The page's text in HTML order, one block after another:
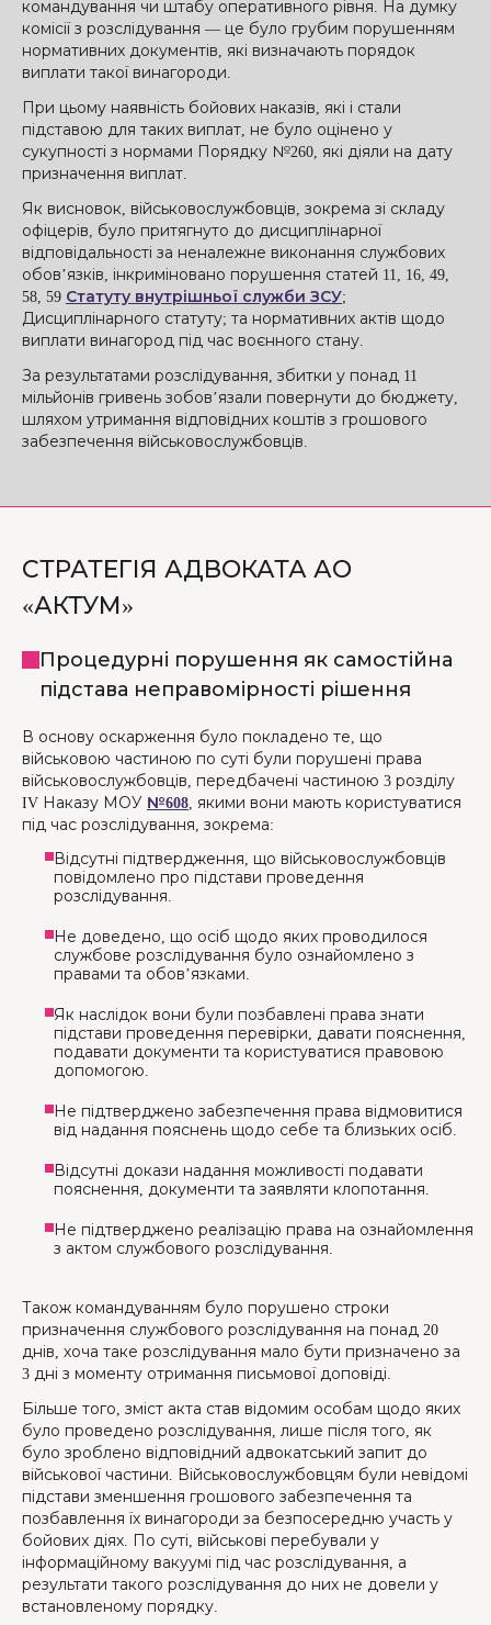
командування чи штабу оперативного рівня. На думку
комісії з розслідування — це було грубим порушенням
нормативних документів, які визначають порядок
виплати такої винагороди.
При цьому наявність бойових наказів, які і стали
підставою для таких виплат, не було оцінено у
сукупності з нормами Порядку №260, які діяли на дату
призначення виплат.
Як висновок, військовослужбовців, зокрема зі складу
офіцерів, було притягнуто до дисциплінарної
відповідальності за неналежне виконання службових
обов’язків, інкриміновано порушення статей 11, 16, 49,
58, 59 Статуту внутрішньої служби ЗСУ;
Дисциплінарного статуту; та нормативних актів щодо
виплати винагород під час воєнного стану.
За результатами розслідування, збитки у понад 11
мільйонів гривень зобов’язали повернути до бюджету,
шляхом утримання відповідних коштів з грошового
забезпечення військовослужбовців.
СТРАТЕГІЯ АДВОКАТА АО
«АКТУМ»
Процедурні порушення як самостійна
підстава неправомірності рішення
В основу оскарження було покладено те, що
військовою частиною по суті були порушені права
військовослужбовців, передбачені частиною 3 розділу
IV Наказу МОУ №608 , якими вони мають користуватися
під час розслідування, зокрема:
Відсутні підтвердження, що військовослужбовців
повідомлено про підстави проведення
розслідування.
Не доведено, що осіб щодо яких проводилося
службове розслідування було ознайомлено з
правами та обов’язками.
Як наслідок вони були позбавлені права знати
підстави проведення перевірки, давати пояснення,
подавати документи та користуватися правовою
допомогою.
Не підтверджено забезпечення права відмовитися
від надання пояснень щодо себе та близьких осіб.
Відсутні докази надання можливості подавати
пояснення, документи та заявляти клопотання.
Не підтверджено реалізацію права на ознайомлення
з актом службового розслідування.
Також командуванням було порушено строки
призначення службового розслідування на понад 20
днів, хоча таке розслідування мало бути призначено за
3 дні з моменту отримання письмової доповіді.
Більше того, зміст акта став відомим особам щодо яких
було проведено розслідування, лише після того, як
було зроблено відповідний адвокатський запит до
військової частини. Військовослужбовцям були невідомі
підстави зменшення грошового забезпечення та
позбавлення їх винагороди за безпосередню участь у
бойових діях. По суті, військові перебували у
інформаційному вакуумі під час розслідування, а
результати такого розслідування до них не довели у
встановленому порядку.